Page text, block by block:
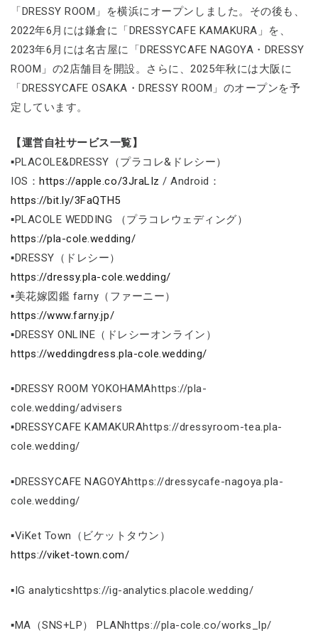
「DRESSY ROOM」を横浜にオープンしました。その後も、
2022年6月には鎌倉に「DRESSYCAFE KAMAKURA」を、
2023年6月には名古屋に「DRESSYCAFE NAGOYA・DRESSY
ROOM」の2店舗目を開設。さらに、2025年秋には大阪に
「DRESSYCAFE OSAKA・DRESSY ROOM」のオープンを予
定しています。
【運営自社サービス一覧】
▪PLACOLE&DRESSY（プラコレ&ドレシー）
IOS：https://apple.co/3JraLIz / Android：
https://bit.ly/3FaQTH5
▪PLACOLE WEDDING （プラコレウェディング）
https://pla-cole.wedding/
▪DRESSY（ドレシー）
https://dressy.pla-cole.wedding/
▪美花嫁図鑑 farny（ファーニー）
https://www.farny.jp/
▪DRESSY ONLINE（ドレシーオンライン）
https://weddingdress.pla-cole.wedding/
▪DRESSY ROOM YOKOHAMAhttps://pla-
cole.wedding/advisers
▪DRESSYCAFE KAMAKURAhttps://dressyroom-tea.pla-
cole.wedding/
▪DRESSYCAFE NAGOYAhttps://dressycafe-nagoya.pla-
cole.wedding/
▪ViKet Town（ビケットタウン）
https://viket-town.com/
▪IG analyticshttps://ig-analytics.placole.wedding/
▪MA（SNS+LP） PLANhttps://pla-cole.co/works_lp/